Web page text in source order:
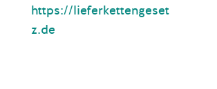
https://lieferkettengeset
z.de